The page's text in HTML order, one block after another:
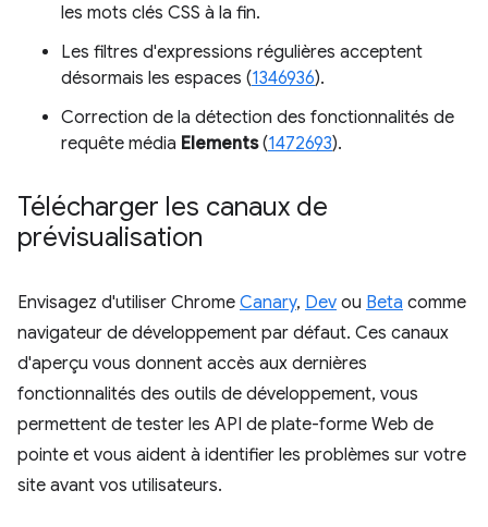
les mots clés CSS à la fin.
Les filtres d'expressions régulières acceptent
désormais les espaces (1346936).
Correction de la détection des fonctionnalités de
requête média Elements(1472693).
Télécharger les canaux de
prévisualisation
Envisagez d'utiliser Chrome Canary, Dev ou Beta comme
navigateur de développement par défaut. Ces canaux
d'aperçu vous donnent accès aux dernières
fonctionnalités des outils de développement, vous
permettent de tester les API de plate-forme Web de
pointe et vous aident à identifier les problèmes sur votre
site avant vos utilisateurs.